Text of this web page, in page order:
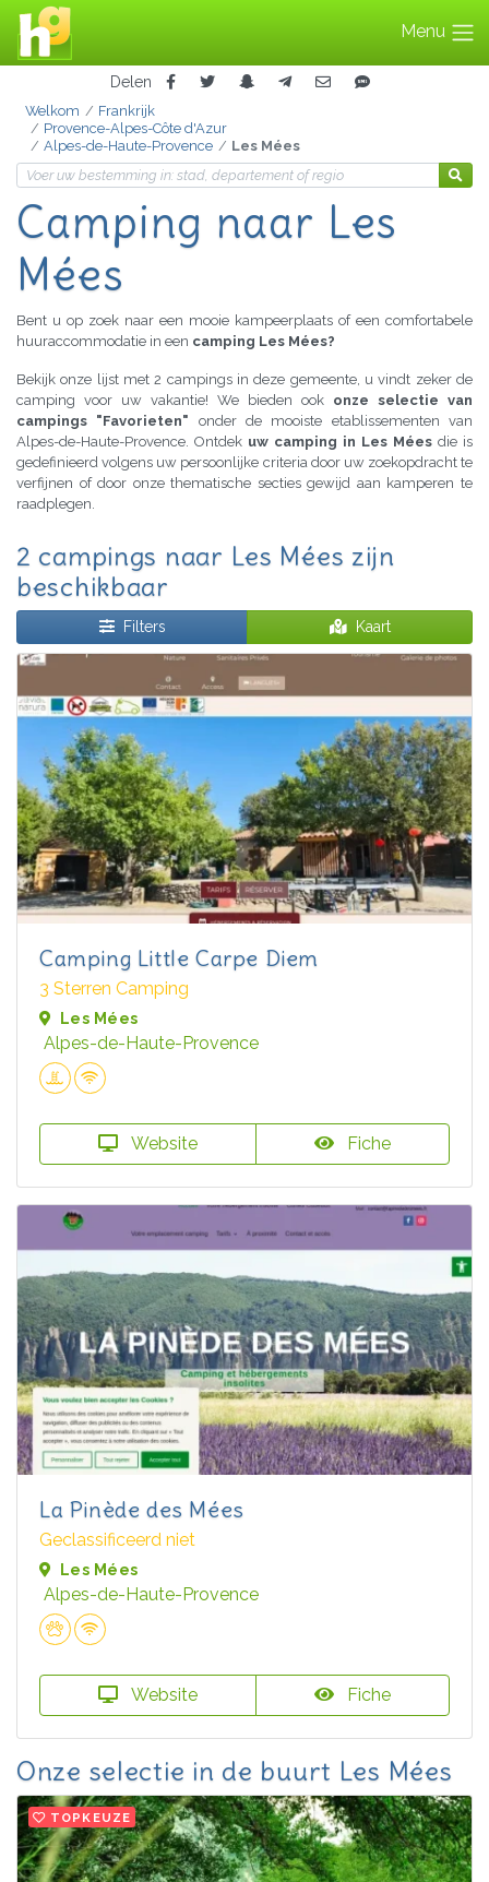
Menu
Delen
Welkom
Frankrijk
Provence-Alpes-Côte d'Azur
Alpes-de-Haute-Provence
Les Mées
Camping naar Les
Mées
Bent u op zoek naar een mooie kampeerplaats of een comfortabele
huuraccommodatie in een camping Les Mées?
Bekijk onze lijst met 2 campings in deze gemeente, u vindt zeker de
camping voor uw vakantie! We bieden ook onze selectie van
campings "Favorieten" onder de mooiste etablissementen van
Alpes-de-Haute-Provence. Ontdek uw camping in Les Mées die is
gedefinieerd volgens uw persoonlijke criteria door uw zoekopdracht te
verfijnen of door onze thematische secties gewijd aan kamperen te
raadplegen.
2 campings naar Les Mées zijn
beschikbaar
Filters Kaart
Camping Little Carpe Diem
3 Sterren Camping
Les Mées
Alpes-de-Haute-Provence
Website Fiche
La Pinède des Mées
Geclassificeerd niet
Les Mées
Alpes-de-Haute-Provence
Website Fiche
Onze selectie in de buurt Les Mées
TOPKEUZE